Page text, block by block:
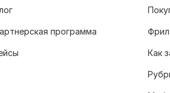
программа
Как